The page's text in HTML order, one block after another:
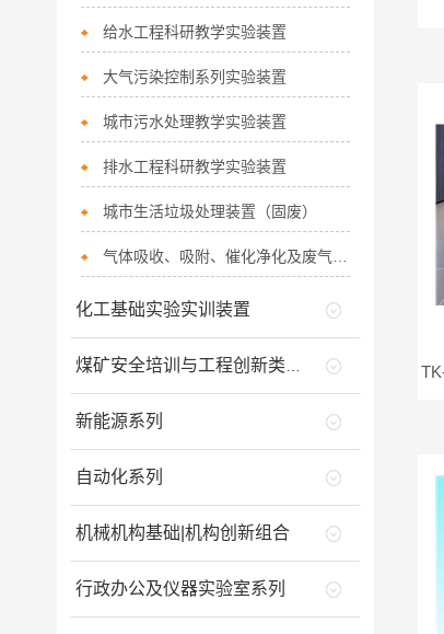
给水工程科研教学实验装置
大气污染控制系列实验装置
城市污水处理教学实验装置
排水工程科研教学实验装置
城市生活垃圾处理装置（固废）
化工基础实验实训装置
新能源系列
自动化系列
机械机构基础|机构创新组合
行政办公及仪器实验室系列